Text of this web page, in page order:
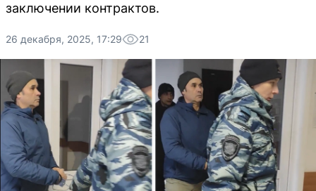
заключении контрактов.
26 декабря, 2025, 17:29 21